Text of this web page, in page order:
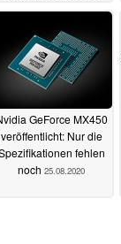
02.08.2021
GeForce MX450
veröffentlicht: Nur die
fehlen
noch 25.08.2020